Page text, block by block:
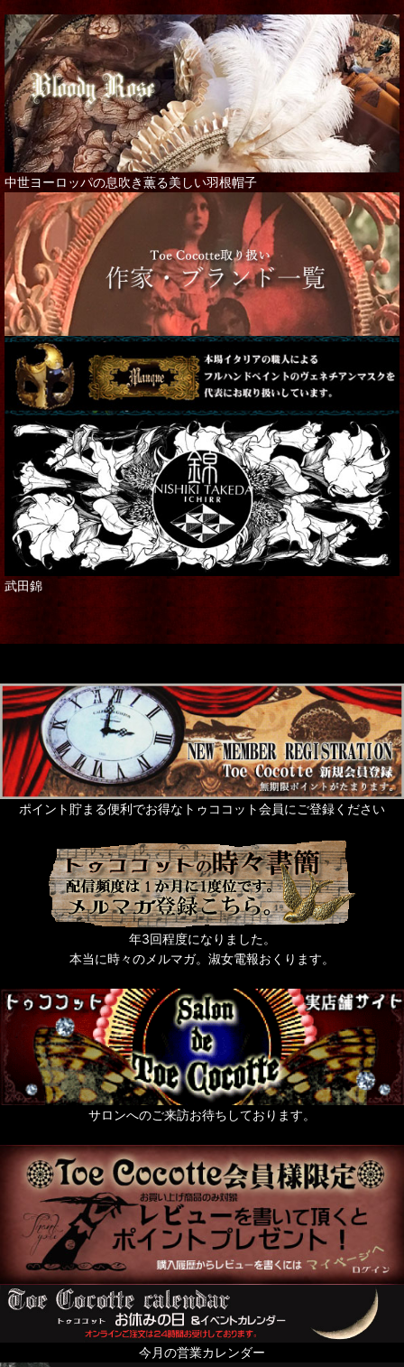
中世ヨーロッパの息吹き薫る美しい羽根帽子
武田錦
ポイント貯まる便利でお得なトゥココット会員にご登録ください
年3回程度になりました。
本当に時々のメルマガ。淑女電報おくります。
サロンへのご来訪お待ちしております。
今月の営業カレンダー